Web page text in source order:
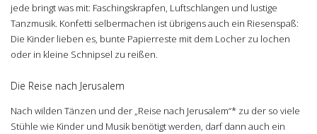
jede bringt was mit: Faschingskrapfen, Luftschlangen und lustige
Tanzmusik. Konfetti selbermachen ist übrigens auch ein Riesenspaß:
Die Kinder lieben es, bunte Papierreste mit dem Locher zu lochen
oder in kleine Schnipsel zu reißen.
Die Reise nach Jerusalem
Nach wilden Tänzen und der „Reise nach Jerusalem“* zu der so viele
Stühle wie Kinder und Musik benötigt werden, darf dann auch ein